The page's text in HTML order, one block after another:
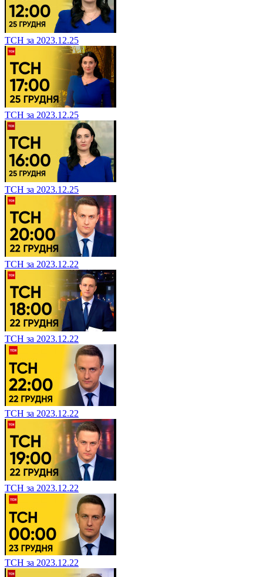
ТСН за 2023.12.25
ТСН за 2023.12.25
ТСН за 2023.12.25
ТСН за 2023.12.22
ТСН за 2023.12.22
ТСН за 2023.12.22
ТСН за 2023.12.22
ТСН за 2023.12.22